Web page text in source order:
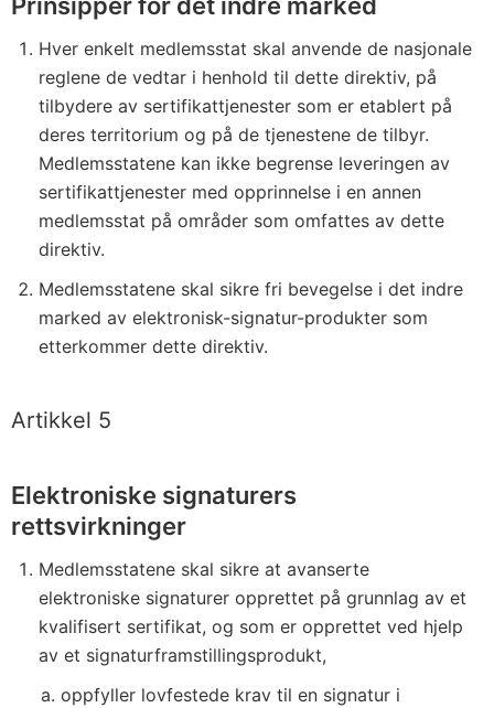
Hver enkelt medlemsstat skal anvende de nasjonale
reglene de vedtar i henhold til dette direktiv, på
tilbydere av sertifikattjenester som er etablert på
deres territorium og på de tjenestene de tilbyr.
Medlemsstatene kan ikke begrense leveringen av
sertifikattjenester med opprinnelse i en annen
medlemsstat på områder som omfattes av dette
direktiv.
Medlemsstatene skal sikre fri bevegelse i det indre
marked av elektronisk-signatur-produkter som
etterkommer dette direktiv.
Artikkel 5
Elektroniske signaturers
rettsvirkninger
Medlemsstatene skal sikre at avanserte
elektroniske signaturer opprettet på grunnlag av et
kvalifisert sertifikat, og som er opprettet ved hjelp
av et signaturframstillingsprodukt,
oppfyller lovfestede krav til en signatur i